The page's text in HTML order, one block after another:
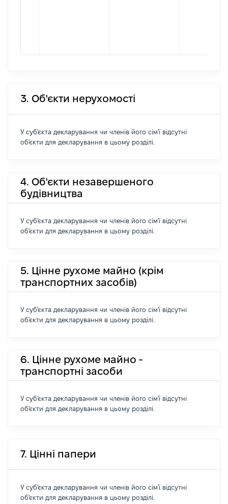
3. Об'єкти нерухомості
У суб'єкта декларування чи членів його сім'ї відсутні
об'єкти для декларування в цьому розділі.
4. Об'єкти незавершеного
будівництва
У суб'єкта декларування чи членів його сім'ї відсутні
об'єкти для декларування в цьому розділі.
5. Цінне рухоме майно (крім
транспортних засобів)
У суб'єкта декларування чи членів його сім'ї відсутні
об'єкти для декларування в цьому розділі.
6. Цінне рухоме майно -
транспортні засоби
У суб'єкта декларування чи членів його сім'ї відсутні
об'єкти для декларування в цьому розділі.
7. Цінні папери
У суб'єкта декларування чи членів його сім'ї відсутні
об'єкти для декларування в цьому розділі.